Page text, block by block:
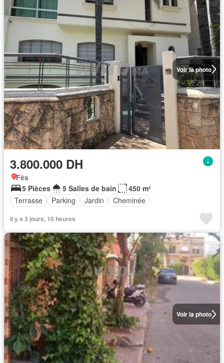
Voir la photo
3.800.000 DH
Fès
5 Pièces
5 Salles de bain
450 m²
Terrasse
Parking Jardin Cheminée
Il y a 3 jours, 10 heures
Voir la photo